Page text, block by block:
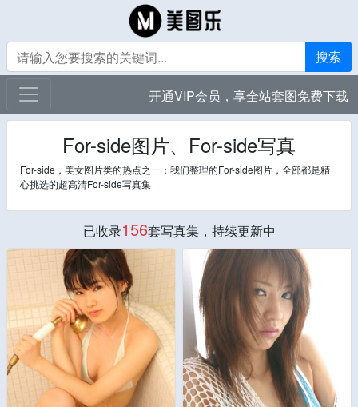
搜索
开通VIP会员，享全站套图免费下载
For-side图片、For-side写真
For-side，美女图片类的热点之一；我们整理的For-side图片，全部都是精
心挑选的超高清For-side写真集
已收录156套写真集，持续更新中